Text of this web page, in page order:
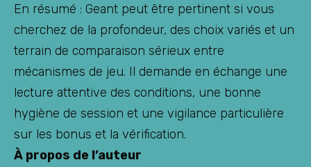
En résumé : Geant peut être pertinent si vous
cherchez de la profondeur, des choix variés et un
terrain de comparaison sérieux entre
mécanismes de jeu. Il demande en échange une
lecture attentive des conditions, une bonne
hygiène de session et une vigilance particulière
sur les bonus et la vérification.
À propos de l’auteur